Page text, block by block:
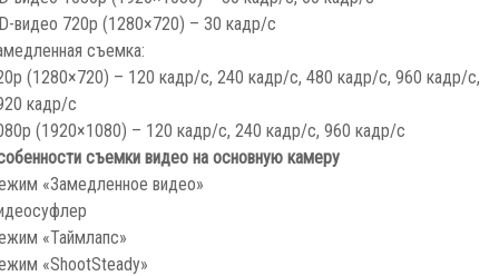
видео 720p (1280×720) – 30 кадр/с
съемка:
(1280×720) – 120 кадр/с, 240 кадр/с, 480 кадр/с, 960 кадр/с,
кадр/с
(1920×1080) – 120 кадр/с, 240 кадр/с, 960 кадр/с
съемки видео на основную камеру
«Замедленное видео»
«Таймлапс»
«ShootSteady»